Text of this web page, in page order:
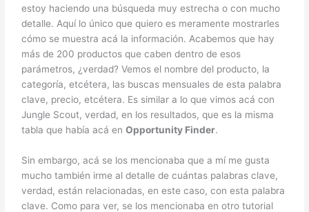
estoy haciendo una búsqueda muy estrecha o con mucho
detalle. Aquí lo único que quiero es meramente mostrarles
cómo se muestra acá la información. Acabemos que hay
más de 200 productos que caben dentro de esos
parámetros, ¿verdad? Vemos el nombre del producto, la
categoría, etcétera, las buscas mensuales de esta palabra
clave, precio, etcétera. Es similar a lo que vimos acá con
Jungle Scout, verdad, en los resultados, que es la misma
tabla que había acá enOpportunity Finder.
Sin embargo, acá se los mencionaba que a mí me gusta
mucho también irme al detalle de cuántas palabras clave,
verdad, están relacionadas, en este caso, con esta palabra
clave. Como para ver, se los mencionaba en otro tutorial